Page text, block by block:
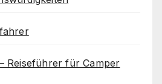
Reiseführer für Camper